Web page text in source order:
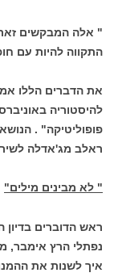
" אלה המבקשים
התקווה להיות עם
את הדברים הללו
להיסטוריה
פופוליטיקה" .
ראלב מג'אדלה
" לא מבינים מילים"
ראש הדוברים
נפתלי הרץ אימבר,
איך לשנות את